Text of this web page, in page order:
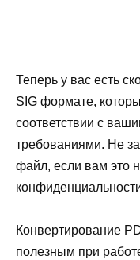
Теперь у вас есть
SIG формате,
соответствии с
требованиями. Не
файл, если вам это
Конвертирование
полезным при